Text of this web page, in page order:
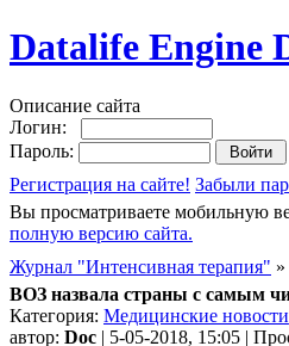
Datalife Engine
Описание сайта
Логин:
Пароль:
Регистрация на сайте! Забыли
Вы просматриваете мобильную
полную версию сайта.
Журнал "Интенсивная терапия" »
ВОЗ назвала страны с самым
Категория: Медицинские новости
автор: Doc | 5-05-2018, 15:05 |